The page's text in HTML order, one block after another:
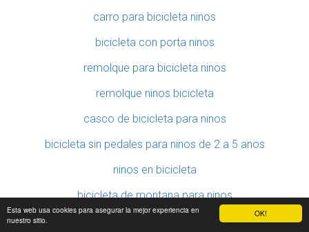
OK!
Esta web usa cookies para asegurar la mejor experiencia en
nuestro sitio.
carro para bicicleta ninos
bicicleta con porta ninos
remolque para bicicleta ninos
remolque ninos bicicleta
casco de bicicleta para ninos
bicicleta sin pedales para ninos de 2 a 5 anos
ninos en bicicleta
bicicleta de montana para ninos
carro de bicicleta para ninos